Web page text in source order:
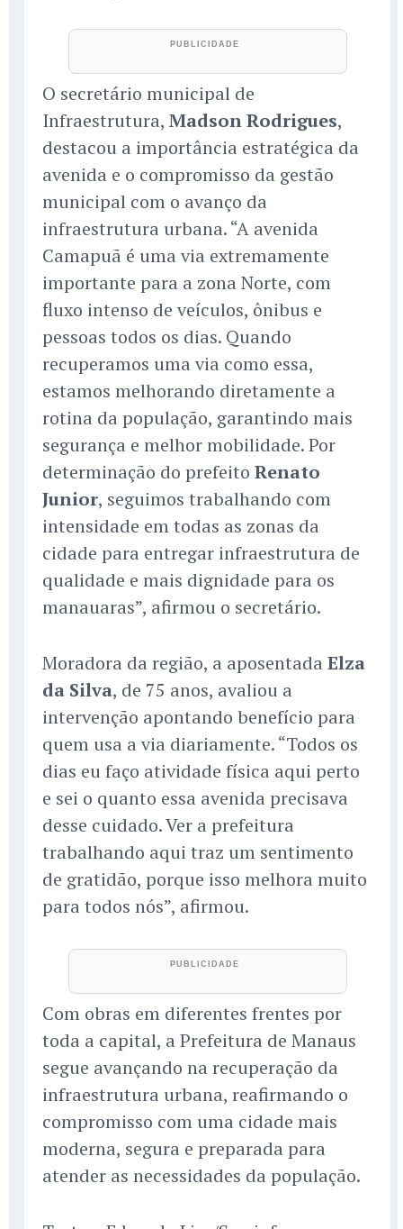
O secretário municipal de
Infraestrutura, Madson Rodrigues,
destacou a importância estratégica da
avenida e o compromisso da gestão
municipal com o avanço da
infraestrutura urbana. “A avenida
Camapuã é uma via extremamente
importante para a zona Norte, com
fluxo intenso de veículos, ônibus e
pessoas todos os dias. Quando
recuperamos uma via como essa,
estamos melhorando diretamente a
rotina da população, garantindo mais
segurança e melhor mobilidade. Por
determinação do prefeito Renato
Junior, seguimos trabalhando com
intensidade em todas as zonas da
cidade para entregar infraestrutura de
qualidade e mais dignidade para os
manauaras”, afirmou o secretário.
Moradora da região, a aposentada Elza
da Silva, de 75 anos, avaliou a
intervenção apontando benefício para
quem usa a via diariamente. “Todos os
dias eu faço atividade física aqui perto
e sei o quanto essa avenida precisava
desse cuidado. Ver a prefeitura
trabalhando aqui traz um sentimento
de gratidão, porque isso melhora muito
para todos nós”, afirmou.
Com obras em diferentes frentes por
toda a capital, a Prefeitura de Manaus
segue avançando na recuperação da
infraestrutura urbana, reafirmando o
compromisso com uma cidade mais
moderna, segura e preparada para
atender as necessidades da população.